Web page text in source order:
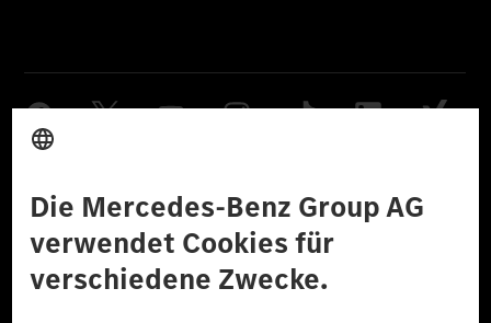
Datenschutz Lizenzhinweise Dritter Barrierefreiheit
© 2026 Mercedes-Benz Group AG. Alle Rechte vorbehalten.